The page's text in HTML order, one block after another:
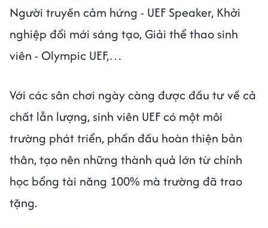
Người truyền cảm hứng - UEF Speaker, Khởi
nghiệp đổi mới sáng tạo, Giải thể thao sinh
viên - Olympic UEF,…
Với các sân chơi ngày càng được đầu tư về cả
chất lẫn lượng, sinh viên UEF có một môi
trường phát triển, phấn đấu hoàn thiện bản
thân, tạo nên những thành quả lớn từ chính
học bổng tài năng 100% mà trường đã trao
tặng.